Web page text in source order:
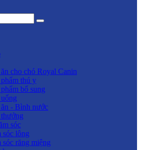
cho chó Royal Canin
thú y
bổ sung
- Bình nước
sóc
sóc lông
sóc răng miệng